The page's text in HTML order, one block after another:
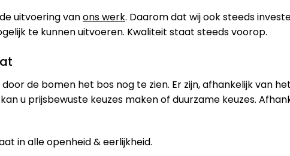
uitvoering vanons werk. Daarom dat wij ook steeds
te kunnen uitvoeren. Kwaliteit staat steeds voorop.
de bomen het bos nog te zien. Er zijn, afhankelijk van
u prijsbewuste keuzes maken of duurzame keuzes.
in alle openheid & eerlijkheid.